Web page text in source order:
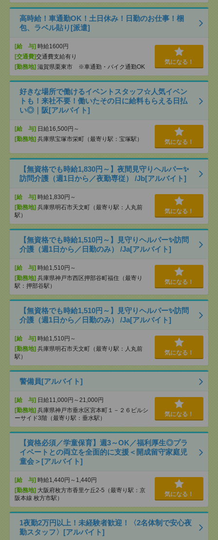
高時給！車通勤OK！土日休み！日勤のお仕事！梱
包、ラベル貼り[派遣]
[給 与] 時給1600円
[交通費]交通費支給有り
[勤務地] 滋賀県栗東市 ※車通勤・バイク通勤OK
気になる！
好きな場所で働けるイベントスタッフ☆人気イベン
トも！来社不要！働いたその日に給料もらえる日払
い◎｜阪[アルバイト]
[給 与] 日給16,500円～
[勤務地] 兵庫県宝塚市栄町（最寄り駅：宝塚駅） 気になる！
【無資格でも時給1,830円～】夜間見守りヘルパー✨
訪問介護（週1日から／夜勤専従） /Jb[アルバイト]
[給 与] 時給1,830円～
[勤務地] 兵庫県明石市天文町（最寄り駅：人丸前
駅）
気になる！
【無資格でも時給1,510円～】見守りヘルパー✨訪問
介護（週1日から／日勤のみ） /Ja[アルバイト]
[給 与] 時給1,510円～
[勤務地] 兵庫県神戸市西区押部谷町福住（最寄り
駅：押部谷駅）
気になる！
【無資格でも時給1,510円～】見守りヘルパー✨訪問
介護（週1日から／日勤のみ） /Ja[アルバイト]
[給 与] 時給1,510円～
[勤務地] 兵庫県明石市天文町（最寄り駅：人丸前
駅）
気になる！
警備員[アルバイト]
[給 与] 日給11,000円～21,000円
[勤務地] 兵庫県神戸市垂水区宮本町１－２６ビルシ
ーサイド3階（最寄り駅：垂水駅）
気になる！
【資格必須／学童保育】週3～OK／福利厚生◎プラ
イベートとの両立を全面的に支援＜開成留守家庭児
童会＞[アルバイト]
[給 与] 時給1,440円～1,440円
[勤務地] 大阪府枚方市香里ケ丘2-5（最寄り駅：京
阪本線 枚方市駅）
気になる！
1夜勤2万円以上！未経験者歓迎！〈2名体制で安心夜
勤スタッフ〉[アルバイト]